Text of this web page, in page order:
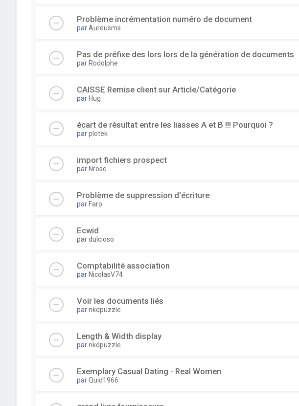
Problème incrémentation numéro de document
parAureusms
Pas de préfixe des lors lors de la génération de documents
par Rodolphe
CAISSE Remise client sur Article/Catégorie
par Hug
écart de résultat entre les liasses A et B !!! Pourquoi ?
parplotek
import fichiers prospect
par Nrose
Problème de suppression d'écriture
par Faro
Ecwid
pardulcioso
Comptabilité association
par NicolasV74
Voir les documents liés
parnkdpuzzle
Length & Width display
parnkdpuzzle
Exemplary Сasual Dating - Real Women
parQuid1966